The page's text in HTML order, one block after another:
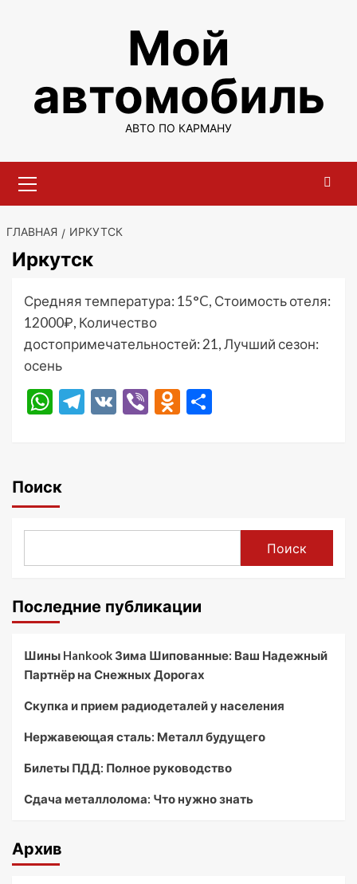
Мой
автомобиль
АВТО ПО КАРМАНУ
меню
ГЛАВНАЯ ИРКУТСК
Иркутск
Средняя температура: 15°C, Стоимость отеля:
12000₽, Количество
достопримечательностей: 21, Лучший сезон:
осень
WhatsApp
Telegram
VK ViberOdnoklassniki
Поиск
Поиск
Последние публикации
Шины Hankook Зима Шипованные: Ваш Надежный
Партнёр на Снежных Дорогах
Скупка и прием радиодеталей у населения
Нержавеющая сталь: Металл будущего
Билеты ПДД: Полное руководство
Сдача металлолома: Что нужно знать
Архив